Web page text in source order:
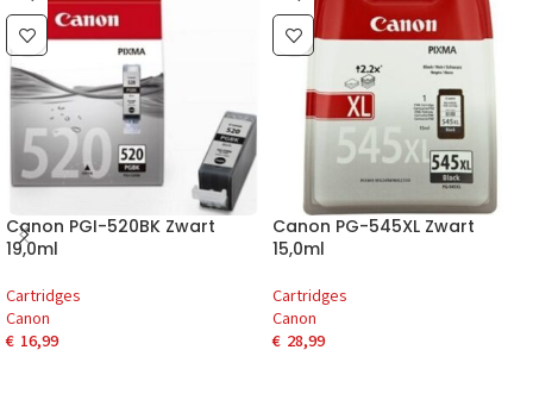
Canon PGI-520BK Zwart
19,0ml
Cartridges
Canon
€ 16,99
Canon PG-545XL Zwart
15,0ml
Cartridges
Canon
€ 28,99